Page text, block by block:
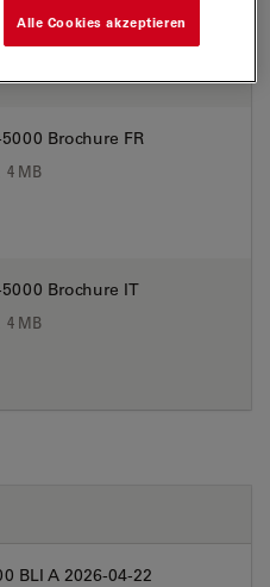
4 MB
Brochure FR
4 MB
Brochure IT
4 MB
BLI A 2026-04-22
Alle Cookies akzeptieren